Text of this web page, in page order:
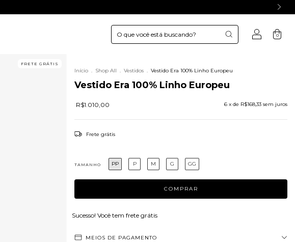
0
FRETE GRÁTIS
Início . Shop All . Vestidos . Vestido Era 100% Linho Europeu
Vestido Era 100% Linho Europeu
R$1.010,00 6 x de R$168,33 sem juros
Frete grátis
TAMANHO PP P M G GG
Sucesso! Você tem frete grátis
MEIOS DE PAGAMENTO